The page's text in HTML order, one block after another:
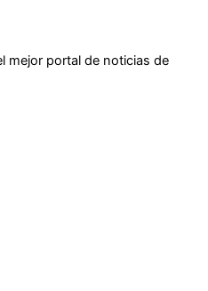
mejor portal de noticias de